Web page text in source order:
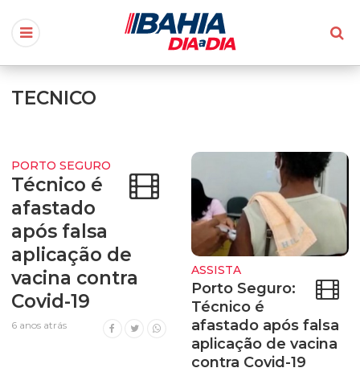
TECNICO
PORTO SEGURO
Técnico é
afastado
após falsa
aplicação de
vacina contra
Covid-19
6 anos atrás
ASSISTA
Porto Seguro:
Técnico é
afastado após falsa
aplicação de vacina
contra Covid-19